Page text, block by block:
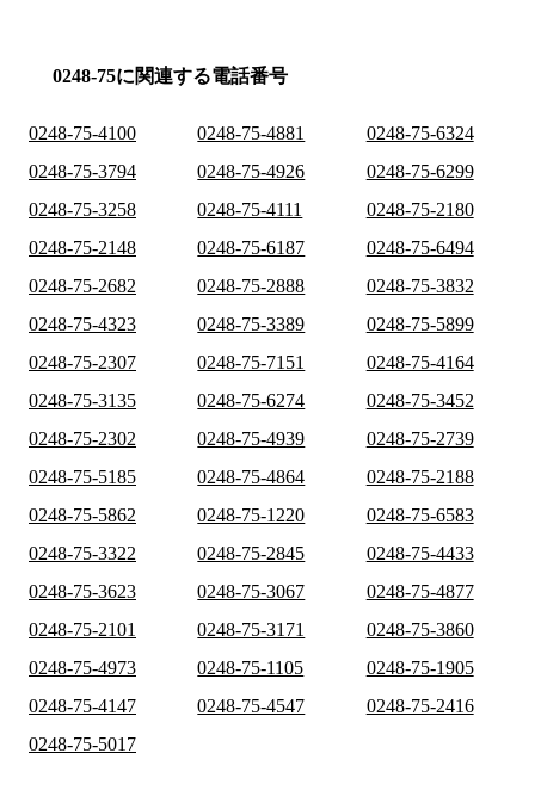
0248-75に関連する電話番号
0248-75-4100 0248-75-4881
0248-75-6324
0248-75-3794
0248-75-4926
0248-75-6299
0248-75-3258
0248-75-4111
0248-75-2180
0248-75-2148
0248-75-6187
0248-75-6494
0248-75-2682
0248-75-2888
0248-75-3832
0248-75-4323
0248-75-3389
0248-75-5899
0248-75-2307
0248-75-7151
0248-75-4164
0248-75-3135
0248-75-6274
0248-75-3452
0248-75-2302
0248-75-4939
0248-75-2739
0248-75-5185
0248-75-4864
0248-75-2188
0248-75-5862
0248-75-1220
0248-75-6583
0248-75-3322
0248-75-2845
0248-75-4433
0248-75-3623
0248-75-3067
0248-75-4877
0248-75-2101
0248-75-3171
0248-75-3860
0248-75-4973
0248-75-1105
0248-75-1905
0248-75-4147
0248-75-4547
0248-75-2416
0248-75-5017